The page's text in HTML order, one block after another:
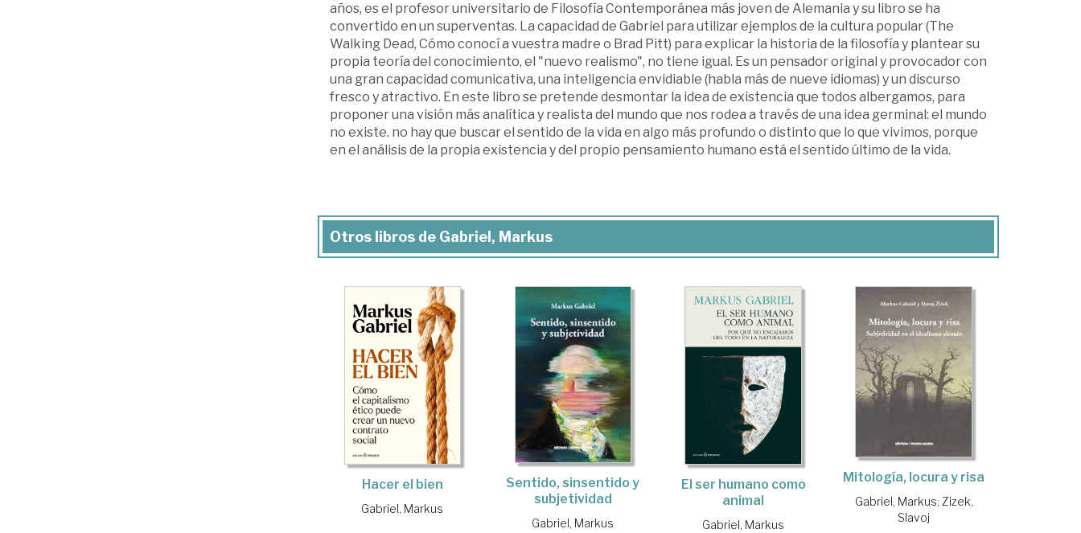
años, es el profesor universitario de Filosofía Contemporánea más joven de Alemania y su libro se ha
convertido en un superventas. La capacidad de Gabriel para utilizar ejemplos de la cultura popular (The
Walking Dead, Cómo conocí a vuestra madre o Brad Pitt) para explicar la historia de la filosofía y plantear su
propia teoría del conocimiento, el "nuevo realismo", no tiene igual. Es un pensador original y provocador con
una gran capacidad comunicativa, una inteligencia envidiable (habla más de nueve idiomas) y un discurso
fresco y atractivo. En este libro se pretende desmontar la idea de existencia que todos albergamos, para
proponer una visión más analítica y realista del mundo que nos rodea a través de una idea germinal: el mundo
no existe. no hay que buscar el sentido de la vida en algo más profundo o distinto que lo que vivimos, porque
en el análisis de la propia existencia y del propio pensamiento humano está el sentido último de la vida.
Otros libros de Gabriel, Markus
Hacer el bien
Gabriel, Markus
Sentido, sinsentido y
subjetividad
Gabriel, Markus
El ser humano como
animal
Gabriel, Markus
Mitología, locura y risa
Gabriel, Markus; Zizek,
Slavoj